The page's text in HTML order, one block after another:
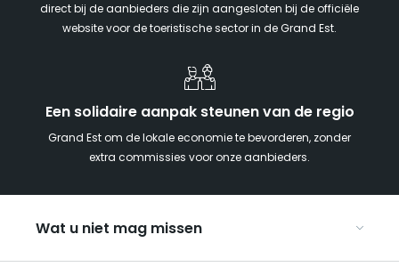
direct bij de aanbieders die zijn aangesloten bij de officiële
website voor de toeristische sector in de Grand Est.
Een solidaire aanpak steunen van de regio
Grand Est om de lokale economie te bevorderen, zonder
extra commissies voor onze aanbieders.
Wat u niet mag missen